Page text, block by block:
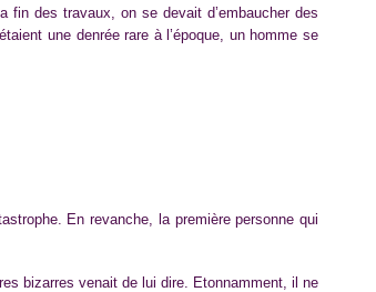
des travaux, on se devait d’embaucher des
une denrée rare à l’époque, un homme se
En revanche, la première personne qui
bizarres venait de lui dire. Etonnamment, il ne